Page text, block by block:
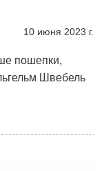
10 июня 2023 г.
пошепки,
Швебель